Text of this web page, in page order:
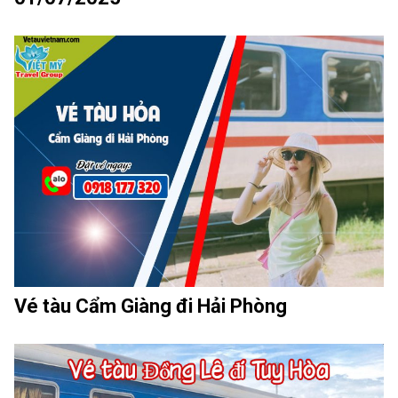
Bình
Bình
Đồng
Hới –
Ninh
Bình
Trang
– Ninh
Bình
Vé tàu Cẩm Giàng đi Hải Phòng